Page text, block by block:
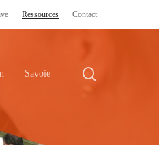
Ressources Contact
Savoie